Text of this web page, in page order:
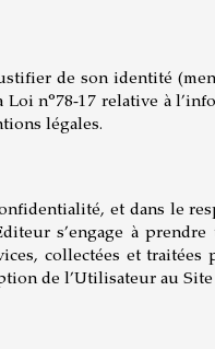
de son identité
n°78-17 relative à
légales.
et dans le
s’engage à
collectées et traitées
de l’Utilisateur au